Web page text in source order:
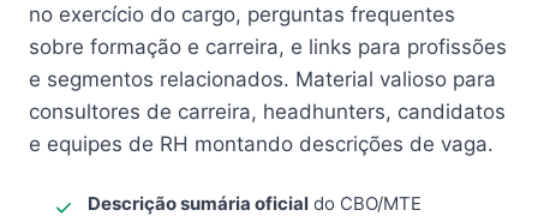
no exercício do cargo, perguntas frequentes
sobre formação e carreira, e links para profissões
e segmentos relacionados. Material valioso para
consultores de carreira, headhunters, candidatos
e equipes de RH montando descrições de vaga.
Descrição sumária oficial do CBO/MTE